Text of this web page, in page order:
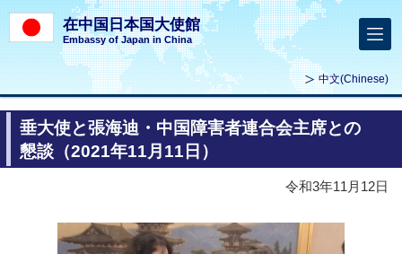
在中国日本国大使館
Embassy of Japan in China
中文(Chinese)
垂大使と張海迪・中国障害者連合会主席との
懇談（2021年11月11日）
令和3年11月12日